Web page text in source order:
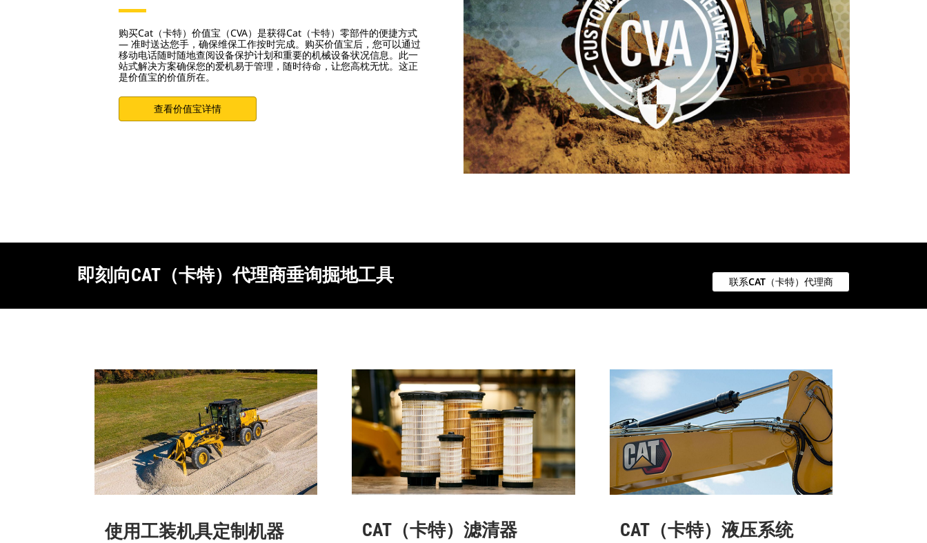
购买Cat（卡特）价值宝（CVA）是获得Cat（卡特）零部件的便捷方式
— 准时送达您手，确保维保工作按时完成。购买价值宝后，您可以通过
移动电话随时随地查阅设备保护计划和重要的机械设备状况信息。此一
站式解决方案确保您的爱机易于管理，随时待命，让您高枕无忧。这正
是价值宝的价值所在。
查看价值宝详情
即刻向CAT（卡特）代理商垂询掘地工具 联系CAT（卡特）代理商
使用工装机具定制机器 CAT（卡特）滤清器 CAT（卡特）液压系统